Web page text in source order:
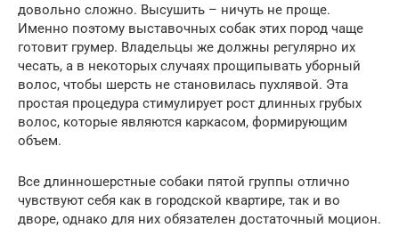
довольно сложно. Высушить – ничуть не проще.
Именно поэтому выставочных собак этих пород чаще
готовит грумер. Владельцы же должны регулярно их
чесать, а в некоторых случаях прощипывать уборный
волос, чтобы шерсть не становилась пухлявой. Эта
простая процедура стимулирует рост длинных грубых
волос, которые являются каркасом, формирующим
объем.
Все длинношерстные собаки пятой группы отлично
чувствуют себя как в городской квартире, так и во
дворе, однако для них обязателен достаточный моцион.